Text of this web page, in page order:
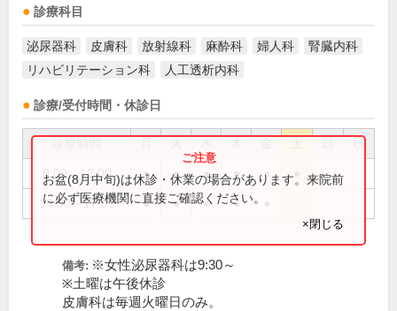
診療科目
泌尿器科 皮膚科 放射線科 麻酔科 婦人科
腎臓内科
リハビリテーション科
人工透析内科
診療/受付時間・休診日
祝
9:00～12:00 ● ● ● ● ●
14:00～17:00 ● ● ● ●
お盆(8月中旬)は休診・休業の場合があります。来院前
に必ず医療機関に直接ご確認ください。
×閉じる
備考: ※女性泌尿器科は9:30～
※土曜は午後休診
皮膚科は毎週火曜日のみ。